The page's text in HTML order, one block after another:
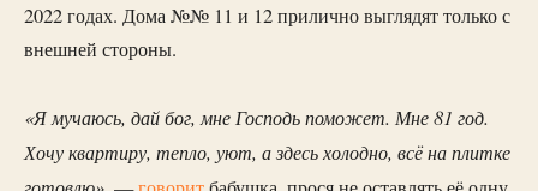
2022 годах. Дома №№ 11 и 12 прилично выглядят только с
внешней стороны.
«Я мучаюсь, дай бог, мне Господь поможет. Мне 81 год.
Хочу квартиру, тепло, уют, а здесь холодно, всё на плитке
готовлю»,